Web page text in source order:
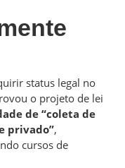
status legal no
o projeto de lei
de “coleta de
privado”,
cursos de